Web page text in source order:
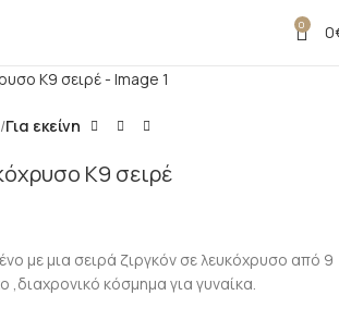
0 0
Για εκείνη
Κ9 σειρέ
με μια σειρά ζιργκόν σε λευκόχρυσο από 9
,διαχρονικό κόσμημα για γυναίκα.